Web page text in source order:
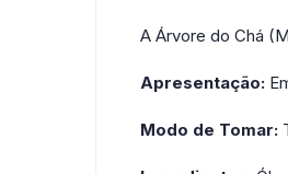
A Árvore do Chá
Apresentação:
Modo de Tomar: